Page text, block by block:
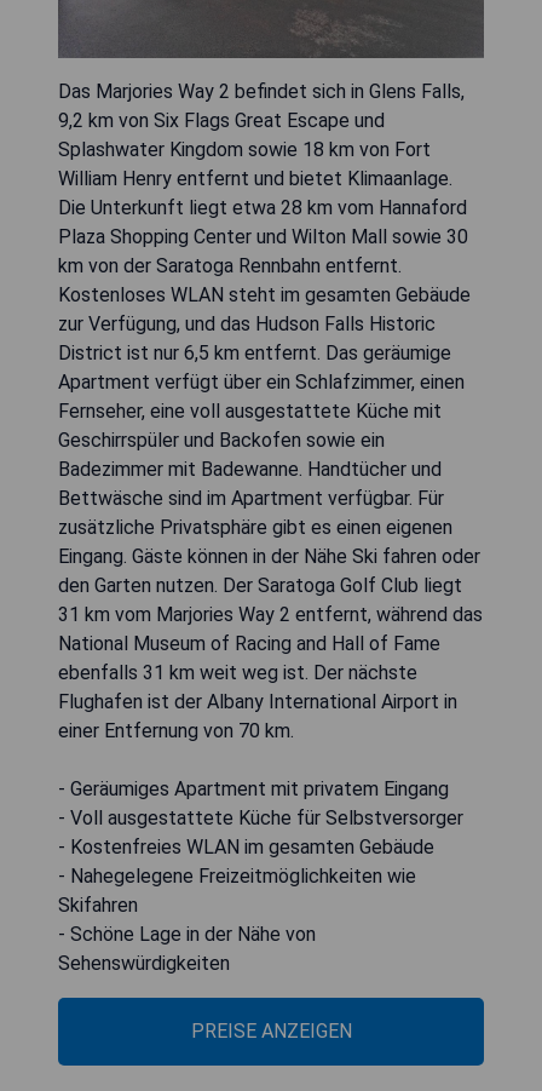
Das Marjories Way 2 befindet sich in Glens Falls,
9,2 km von Six Flags Great Escape und
Splashwater Kingdom sowie 18 km von Fort
William Henry entfernt und bietet Klimaanlage.
Die Unterkunft liegt etwa 28 km vom Hannaford
Plaza Shopping Center und Wilton Mall sowie 30
km von der Saratoga Rennbahn entfernt.
Kostenloses WLAN steht im gesamten Gebäude
zur Verfügung, und das Hudson Falls Historic
District ist nur 6,5 km entfernt. Das geräumige
Apartment verfügt über ein Schlafzimmer, einen
Fernseher, eine voll ausgestattete Küche mit
Geschirrspüler und Backofen sowie ein
Badezimmer mit Badewanne. Handtücher und
Bettwäsche sind im Apartment verfügbar. Für
zusätzliche Privatsphäre gibt es einen eigenen
Eingang. Gäste können in der Nähe Ski fahren oder
den Garten nutzen. Der Saratoga Golf Club liegt
31 km vom Marjories Way 2 entfernt, während das
National Museum of Racing and Hall of Fame
ebenfalls 31 km weit weg ist. Der nächste
Flughafen ist der Albany International Airport in
einer Entfernung von 70 km.
- Geräumiges Apartment mit privatem Eingang
- Voll ausgestattete Küche für Selbstversorger
- Kostenfreies WLAN im gesamten Gebäude
- Nahegelegene Freizeitmöglichkeiten wie
Skifahren
- Schöne Lage in der Nähe von
Sehenswürdigkeiten
PREISE ANZEIGEN